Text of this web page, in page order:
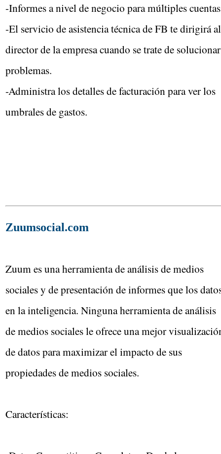
-Informes a nivel de negocio para múltiples
-El servicio de asistencia técnica de FB te dirigirá al
director de la empresa cuando se trate de solucionar
problemas.
-Administra los detalles de facturación para ver los
umbrales de gastos.
Zuumsocial.com
Zuum es una herramienta de análisis de medios
sociales y de presentación de informes que los
en la inteligencia. Ninguna herramienta de análisis
de medios sociales le ofrece una mejor
de datos para maximizar el impacto de sus
propiedades de medios sociales.
Características: